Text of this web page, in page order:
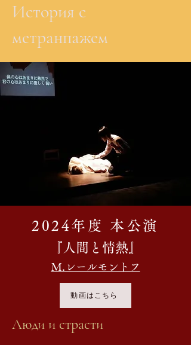
История с
метранпажем
2024年度 本公演
『人間と情熱』​
M.レールモントフ
動画はこちら
Люди и страсти